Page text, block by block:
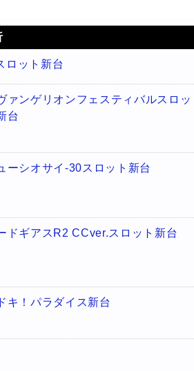
ロット新台
ァンゲリオンフェスティバルスロッ
台
ーシオサイ-30スロット新台
ドギアスR2 CCver.スロット新台
キ！パラダイス新台